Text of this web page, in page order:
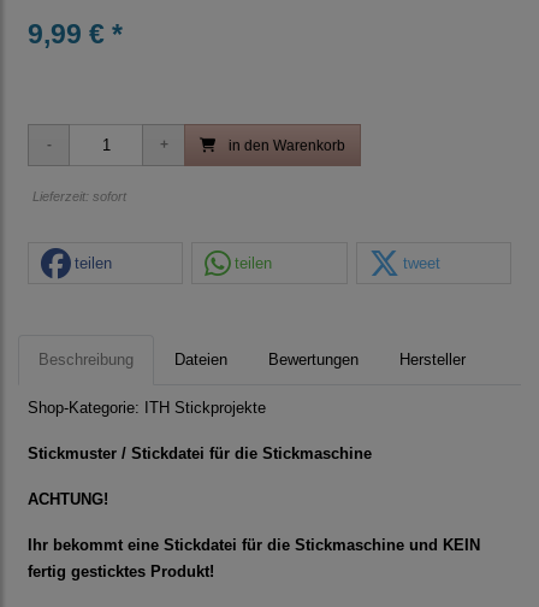
9,99 € *
in den Warenkorb
Lieferzeit: sofort
teilen teilen tweet
Beschreibung Dateien Bewertungen Hersteller
Shop-Kategorie: ITH Stickprojekte
Stickmuster / Stickdatei für die Stickmaschine
ACHTUNG!
Ihr bekommt eine Stickdatei für die Stickmaschine und KEIN
fertig gesticktes Produkt!